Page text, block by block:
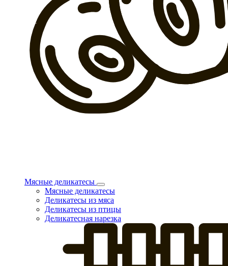
Мясные деликатесы
Мясные деликатесы
Деликатесы из мяса
Деликатесы из птицы
Деликатесная нарезка